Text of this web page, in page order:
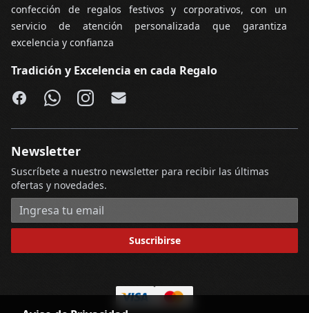
confección de regalos festivos y corporativos, con un
servicio de atención personalizada que garantiza
excelencia y confianza
Tradición y Excelencia en cada Regalo
Facebook
WhatsApp
Instagram
Email
Newsletter
Suscríbete a nuestro newsletter para recibir las últimas
ofertas y novedades.
Dirección de correo electrónico
Suscribirse